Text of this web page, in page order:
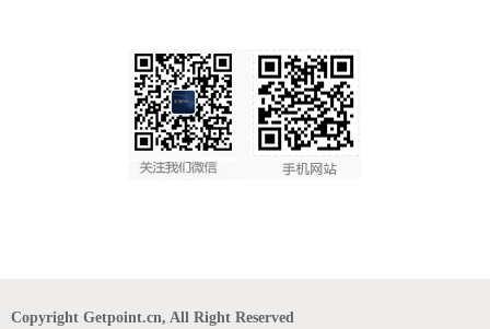
Copyright Getpoint.cn, All Right Reserved